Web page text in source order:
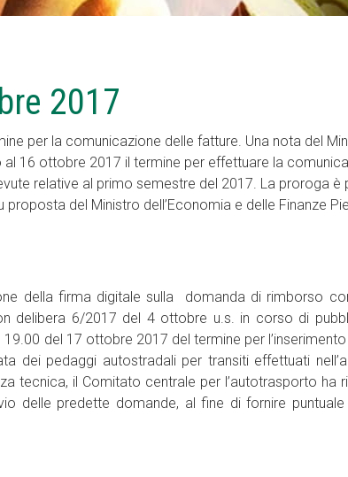
2017
per la comunicazione delle fatture. Una nota del
al 16 ottobre 2017 il termine per effettuare la
relative al primo semestre del 2017. La proroga è
del Ministro dell’Economia e delle Finanze
della firma digitale sulla domanda di rimborso
delibera 6/2017 del 4 ottobre u.s. in corso di
del 17 ottobre 2017 del termine per
dei pedaggi autostradali per transiti effettuati
tecnica, il Comitato centrale per l’autotrasporto ha
delle predette domande, al fine di fornire